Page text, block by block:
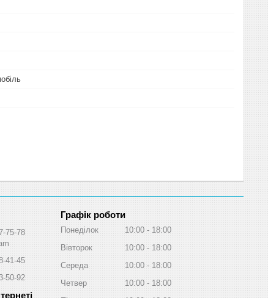
75-78
41-45
50-92
Графік роботи
Понеділок 10:00
18:00
Вівторок
10:00
18:00
Середа
10:00
18:00
Четвер
10:00
18:00